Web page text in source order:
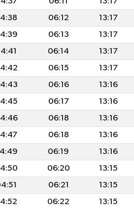
06:12 13:17
06:13 13:17
06:14 13:17
06:15 13:17
06:16 13:16
06:17 13:16
06:18 13:16
06:18 13:16
06:19 13:16
06:20 13:15
06:21 13:15
06:22 13:15